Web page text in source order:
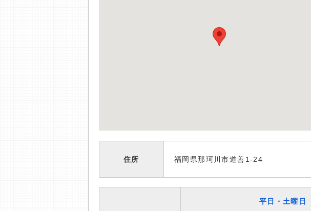
住所 福岡県那珂川市道善1-24
平日・土曜日